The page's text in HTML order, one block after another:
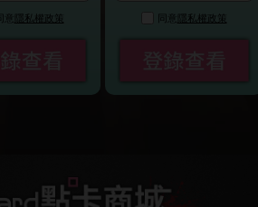
同意隱私權政策 同意隱私權政